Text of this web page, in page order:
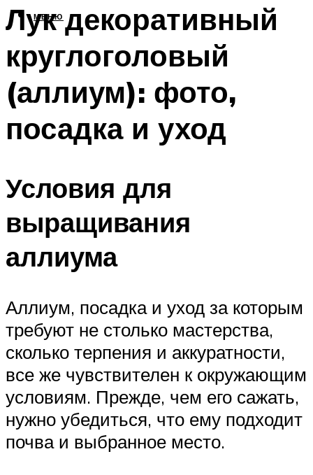
МЕНЮ
Лук декоративный
круглоголовый
(аллиум): фото,
посадка и уход
Условия для
выращивания
аллиума
Аллиум, посадка и уход за которым
требуют не столько мастерства,
сколько терпения и аккуратности,
все же чувствителен к окружающим
условиям. Прежде, чем его сажать,
нужно убедиться, что ему подходит
почва и выбранное место.